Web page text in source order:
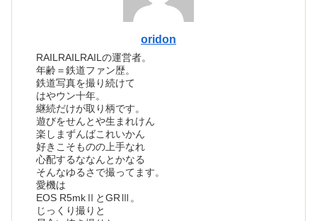
oridon
RAILRAILRAILの運営者。
年齢＝鉄道ファン歴。
鉄道写真を撮り続けて
はやウン十年。
継続だけが取り柄です。
遊びをせんとや生まれけん
楽しまずんばこれいかん
好きこそものの上手なれ
心配するななんとかなる
そんなゆるさで撮ってます。
愛機は
EOS R5mkⅡとGRⅢ。
じっくり撮りと